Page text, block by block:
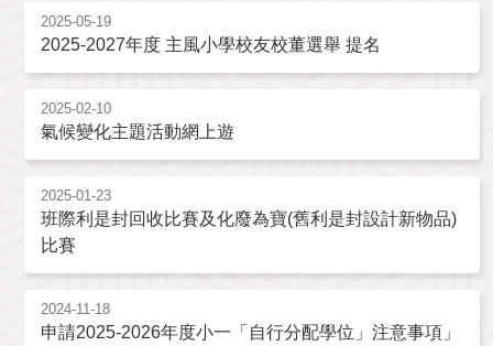
2025-05-19
2025-2027年度 主風小學校友校董選舉 提名
2025-02-10
氣候變化主題活動網上遊
2025-01-23
班際利是封回收比賽及化廢為寶(舊利是封設計新物品)
比賽
2024-11-18
申請2025-2026年度小一「自行分配學位」注意事項」